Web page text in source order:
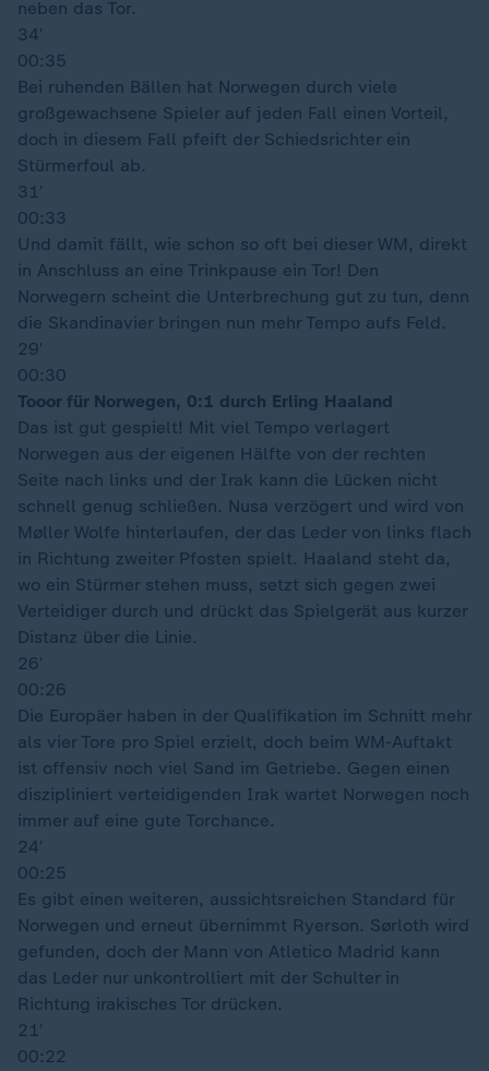
neben das Tor.
34′
00:35
Bei ruhenden Bällen hat Norwegen durch viele
großgewachsene Spieler auf jeden Fall einen Vorteil,
doch in diesem Fall pfeift der Schiedsrichter ein
Stürmerfoul ab.
31′
00:33
Und damit fällt, wie schon so oft bei dieser WM, direkt
in Anschluss an eine Trinkpause ein Tor! Den
Norwegern scheint die Unterbrechung gut zu tun, denn
die Skandinavier bringen nun mehr Tempo aufs Feld.
29′
00:30
Tooor für Norwegen, 0:1 durch Erling Haaland
Das ist gut gespielt! Mit viel Tempo verlagert
Norwegen aus der eigenen Hälfte von der rechten
Seite nach links und der Irak kann die Lücken nicht
schnell genug schließen. Nusa verzögert und wird von
Møller Wolfe hinterlaufen, der das Leder von links flach
in Richtung zweiter Pfosten spielt. Haaland steht da,
wo ein Stürmer stehen muss, setzt sich gegen zwei
Verteidiger durch und drückt das Spielgerät aus kurzer
Distanz über die Linie.
26′
00:26
Die Europäer haben in der Qualifikation im Schnitt mehr
als vier Tore pro Spiel erzielt, doch beim WM-Auftakt
ist offensiv noch viel Sand im Getriebe. Gegen einen
diszipliniert verteidigenden Irak wartet Norwegen noch
immer auf eine gute Torchance.
24′
00:25
Es gibt einen weiteren, aussichtsreichen Standard für
Norwegen und erneut übernimmt Ryerson. Sørloth wird
gefunden, doch der Mann von Atletico Madrid kann
das Leder nur unkontrolliert mit der Schulter in
Richtung irakisches Tor drücken.
21′
00:22